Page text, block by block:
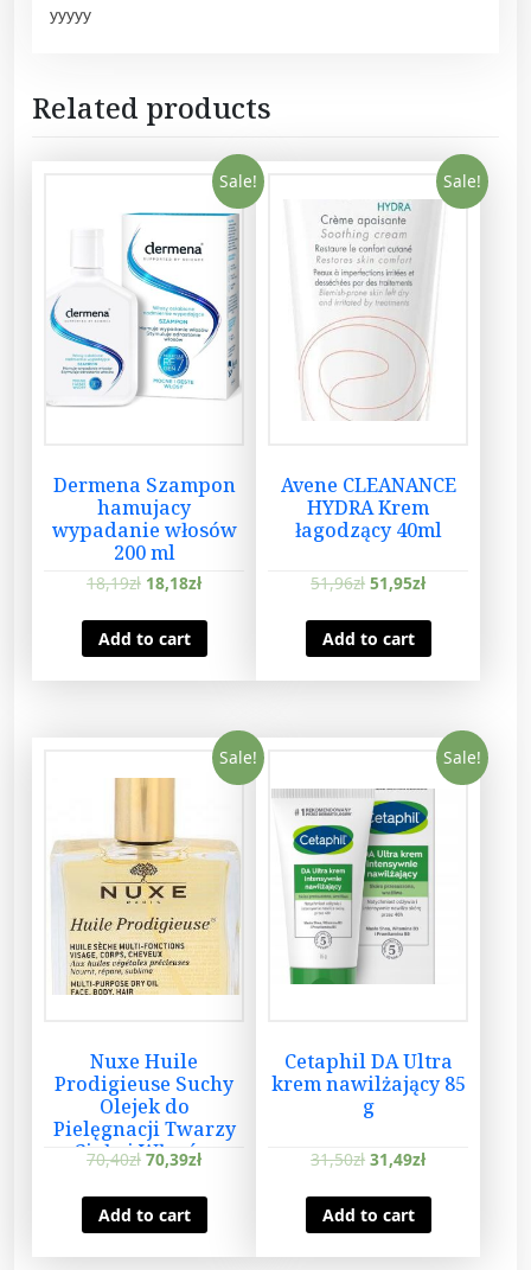
yyyyy
Related products
Sale!
Dermena Szampon
hamujacy
wypadanie włosów
200 ml
18,19zł 18,18zł
Add to cart
Sale!
Avene CLEANANCE
HYDRA Krem
łagodzący 40ml
51,96zł 51,95zł
Add to cart
Sale!
Nuxe Huile
Prodigieuse Suchy
Olejek do
Pielęgnacji Twarzy
Ciała i Włosów
100ml
70,40zł 70,39zł
Add to cart
Sale!
Cetaphil DA Ultra
krem nawilżający 85
g
31,50zł 31,49zł
Add to cart